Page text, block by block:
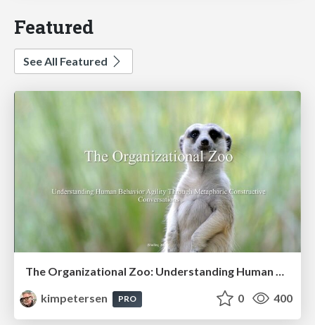
Featured
See All Featured
The Organizational Zoo: Understanding Human Behavior Agility Through Metaphoric Constructive Conversations (based on the works of Arthur Shelley, Ph.D)
kimpetersen
PRO 0 400